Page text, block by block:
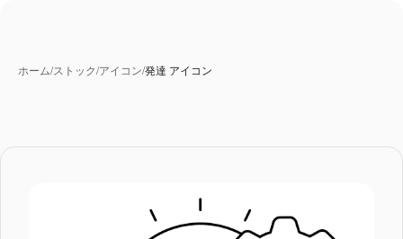
ホーム/ストック/アイコン/発達 アイコン